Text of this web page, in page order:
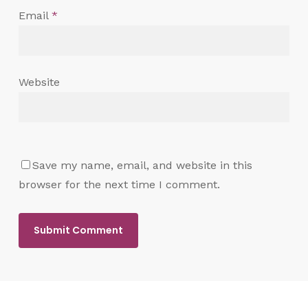
Email *
Website
Save my name, email, and website in this
browser for the next time I comment.